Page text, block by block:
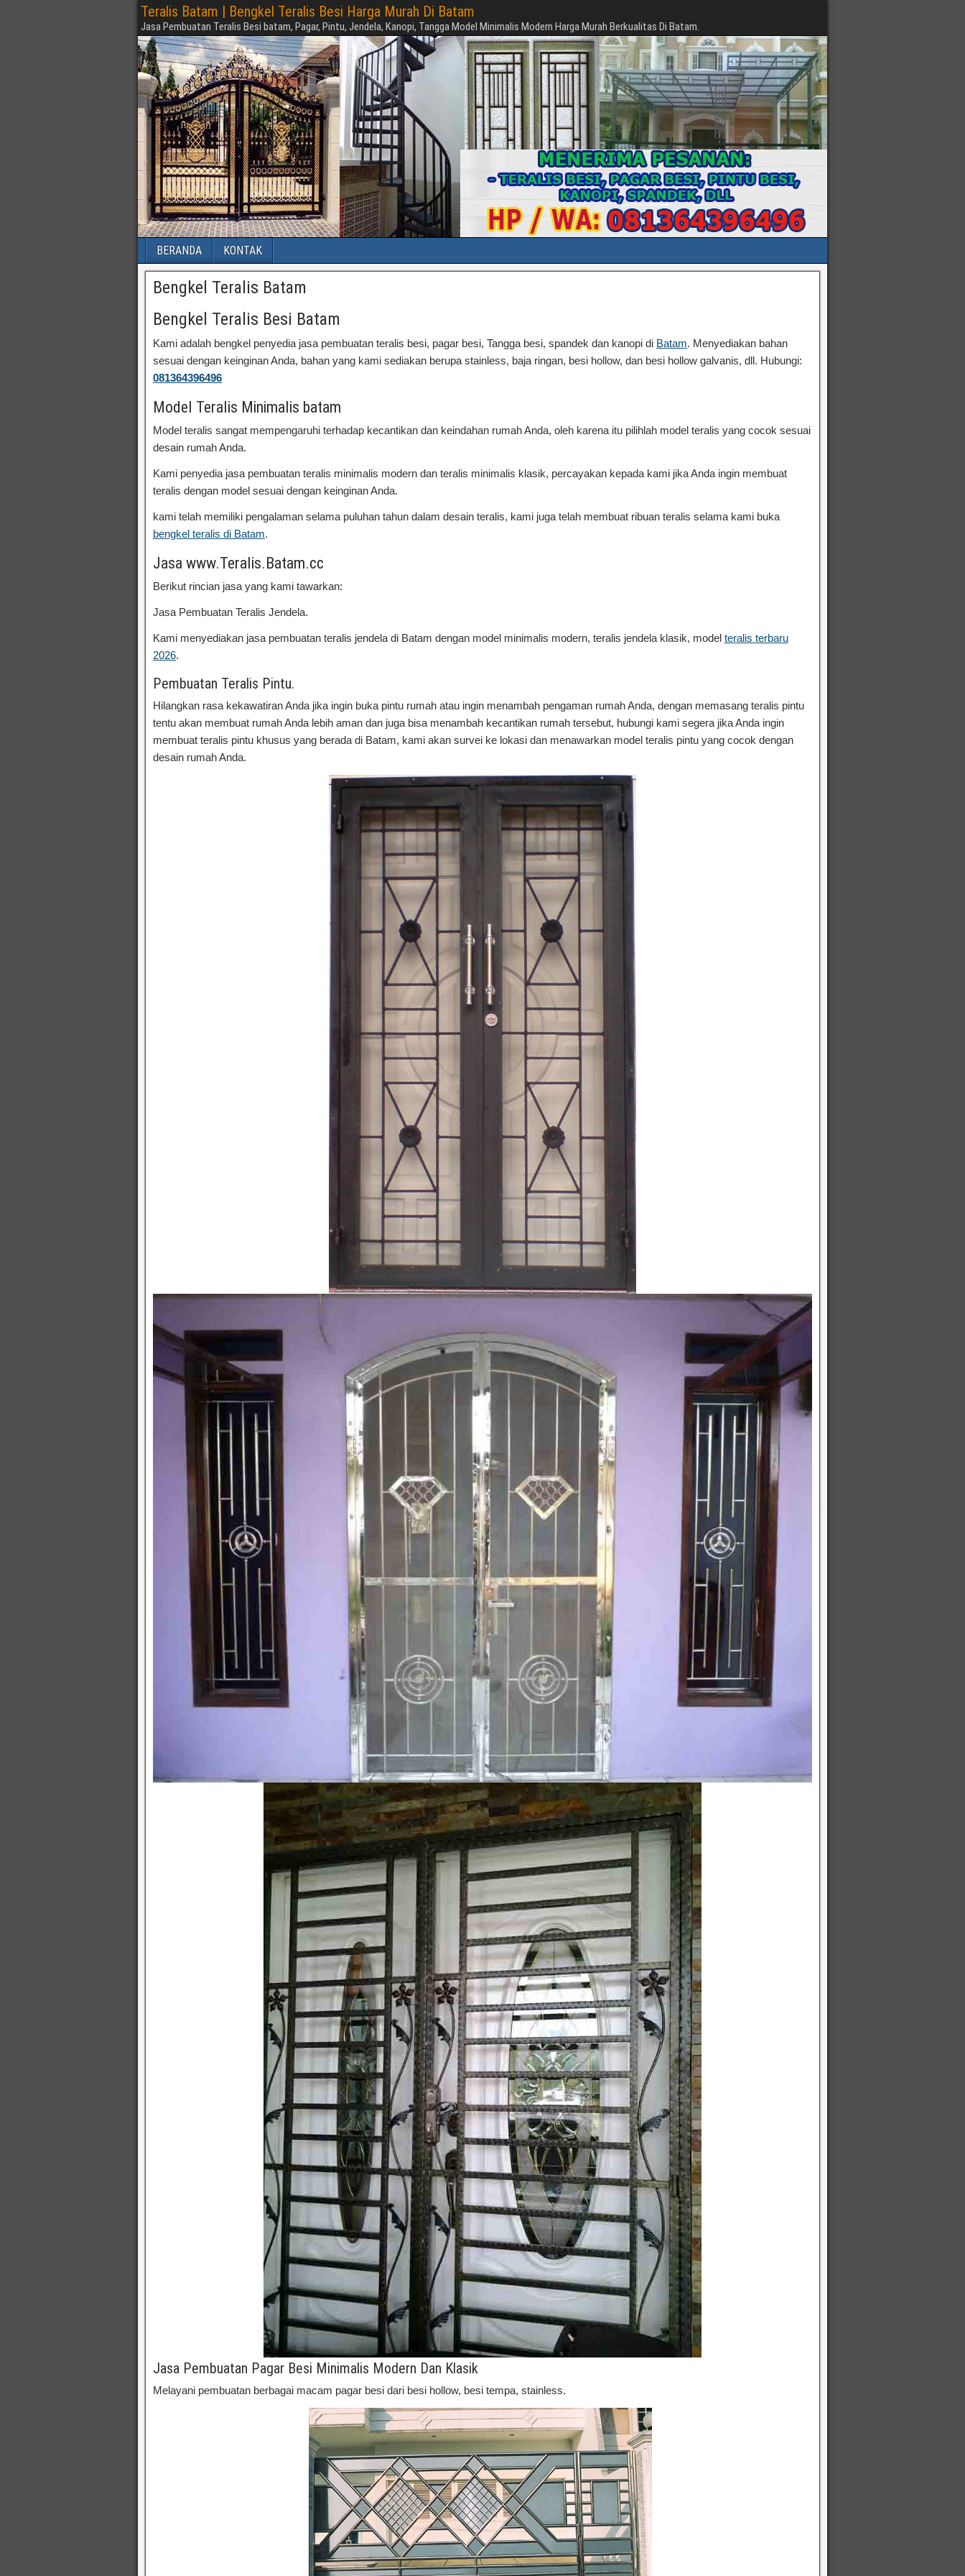
Teralis Batam | Bengkel Teralis Besi Harga Murah Di Batam
Jasa Pembuatan Teralis Besi batam, Pagar, Pintu, Jendela, Kanopi, Tangga Model Minimalis Modern Harga Murah Berkualitas Di Batam.
BERANDA KONTAK
Bengkel Teralis Batam
Bengkel Teralis Besi Batam
Kami adalah bengkel penyedia jasa pembuatan teralis besi, pagar besi, Tangga besi, spandek dan kanopi di Batam. Menyediakan bahan
sesuai dengan keinginan Anda, bahan yang kami sediakan berupa stainless, baja ringan, besi hollow, dan besi hollow galvanis, dll. Hubungi:
081364396496
Model Teralis Minimalis batam
Model teralis sangat mempengaruhi terhadap kecantikan dan keindahan rumah Anda, oleh karena itu pilihlah model teralis yang cocok sesuai
desain rumah Anda.
Kami penyedia jasa pembuatan teralis minimalis modern dan teralis minimalis klasik, percayakan kepada kami jika Anda ingin membuat
teralis dengan model sesuai dengan keinginan Anda.
kami telah memiliki pengalaman selama puluhan tahun dalam desain teralis, kami juga telah membuat ribuan teralis selama kami buka
bengkel teralis di Batam.
Jasa www.Teralis.Batam.cc
Berikut rincian jasa yang kami tawarkan:
Jasa Pembuatan Teralis Jendela.
Kami menyediakan jasa pembuatan teralis jendela di Batam dengan model minimalis modern, teralis jendela klasik, model teralis terbaru
2026.
Pembuatan Teralis Pintu.
Hilangkan rasa kekawatiran Anda jika ingin buka pintu rumah atau ingin menambah pengaman rumah Anda, dengan memasang teralis pintu
tentu akan membuat rumah Anda lebih aman dan juga bisa menambah kecantikan rumah tersebut, hubungi kami segera jika Anda ingin
membuat teralis pintu khusus yang berada di Batam, kami akan survei ke lokasi dan menawarkan model teralis pintu yang cocok dengan
desain rumah Anda.
Jasa Pembuatan Pagar Besi Minimalis Modern Dan Klasik
Melayani pembuatan berbagai macam pagar besi dari besi hollow, besi tempa, stainless.